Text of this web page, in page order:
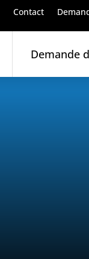
Contact
Demande